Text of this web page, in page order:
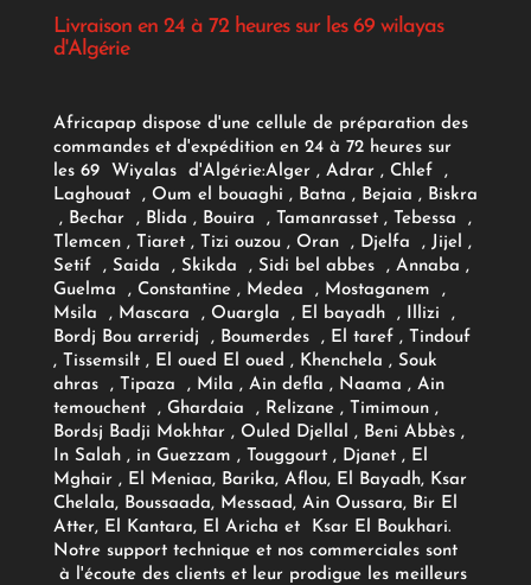
Livraison en 24 à 72 heures sur les 69 wilayas
d'Algérie
Africapap dispose d'une cellule de préparation des
commandes et d'expédition en 24 à 72 heures sur
les 69 Wiyalas d'Algérie:Alger , Adrar, Chlef ,
Laghouat , Oum el bouaghi , Batna , Bejaia , Biskra
, Bechar , Blida , Bouira , Tamanrasset , Tebessa ,
Tlemcen , Tiaret , Tizi ouzou , Oran , Djelfa , Jijel ,
Setif , Saida , Skikda , Sidi bel abbes , Annaba ,
Guelma , Constantine , Medea , Mostaganem ,
Msila , Mascara , Ouargla , El bayadh , Illizi ,
Bordj Bou arreridj , Boumerdes , El taref , Tindouf
, Tissemsilt , El oued El oued , Khenchela , Souk
ahras , Tipaza , Mila , Ain defla , Naama , Ain
temouchent , Ghardaia , Relizane , Timimoun ,
Bordsj Badji Mokhtar , Ouled Djellal , Beni Abbès ,
In Salah , in Guezzam , Touggourt , Djanet , El
Mghair , El Meniaa, Barika, Aflou, El Bayadh, Ksar
Chelala, Boussaada, Messaad, Ain Oussara, Bir El
Atter, El Kantara, El Aricha et Ksar El Boukhari.
Notre support technique et nos commerciales sont
à l'écoute des clients et leur prodigue les meilleurs